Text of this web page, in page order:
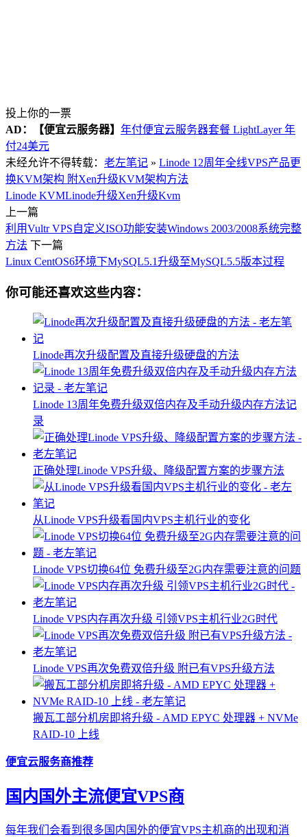
投上你的一票
AD：
【便宜云服务器】 年付便宜云服务器套餐 LightLayer 年
付24美元
未经允许不得转载： 老左笔记 » Linode 12周年全线VPS产品更
换KVM架构 附Xen升级KVM架构方法
Linode KVMLinode升级Xen升级Kvm
上一篇
利用Vultr VPS自定义ISO功能安装Windows 2003/2008系统完整
方法 下一篇
Linux CentOS6环境下MySQL5.1升级至MySQL5.5版本过程
你可能还喜欢这些内容：
Linode再次升级配置及直接升级硬盘的方法
Linode 13周年免费升级双倍内存及手动升级内存方法记
录
正确处理Linode VPS升级、降级配置方案的步骤方法
从Linode VPS升级看国内VPS主机行业的变化
Linode VPS切换64位 免费升级至2G内存需要注意的问题
Linode VPS内存再次升级 引领VPS主机行业2G时代
Linode VPS再次免费双倍升级 附已有VPS升级方法
搬瓦工部分机房即将升级 - AMD EPYC 处理器 + NVMe
RAID-10 上线
便宜云服务商推荐
国内国外主流便宜VPS商
每年我们会看到很多国内国外的便宜VPS主机商的出现和消